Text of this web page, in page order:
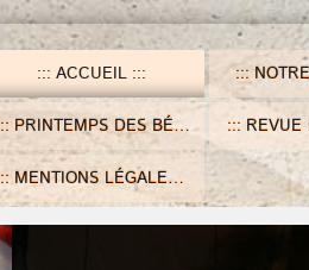
ACCUEIL
PRINTEMPS DES BÉBÉS REVUE
MENTIONS LÉGALES